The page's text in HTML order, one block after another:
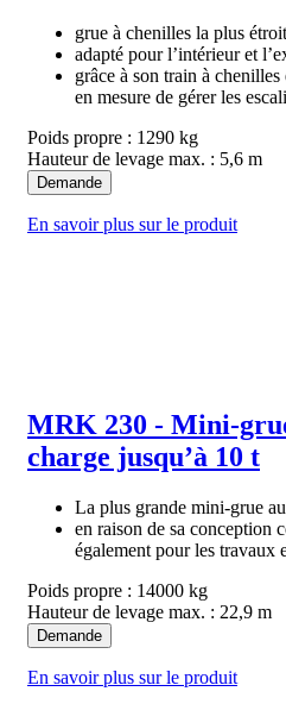
grue à chenilles la plus
adapté pour l’intérieur et
grâce à son train à
en mesure de gérer les
Poids propre : 1290 kg
Hauteur de levage max. : 5,6 m
Demande
En savoir plus sur le produit
MRK 230 - Mini-
charge jusqu’à 10 t
La plus grande mini-grue
en raison de sa conception
également pour les travaux
Poids propre : 14000 kg
Hauteur de levage max. : 22,9 m
Demande
En savoir plus sur le produit